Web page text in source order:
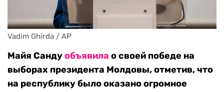
Vadim Ghirda / AP
Майя Сандуобъявила о своей победе на
выборах президента Молдовы, отметив, что
на республику было оказано огромное